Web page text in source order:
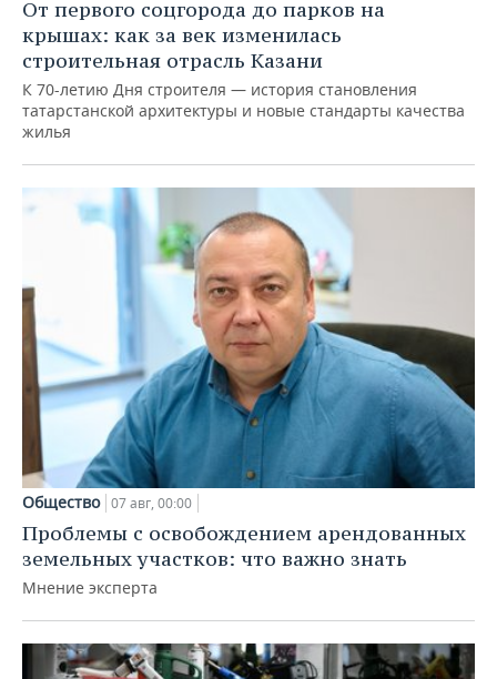
От первого соцгорода до парков на
крышах: как за век изменилась
строительная отрасль Казани
К 70-летию Дня строителя — история становления
татарстанской архитектуры и новые стандарты качества
жилья
Общество 07 авг, 00:00
Проблемы с освобождением арендованных
земельных участков: что важно знать
Мнение эксперта